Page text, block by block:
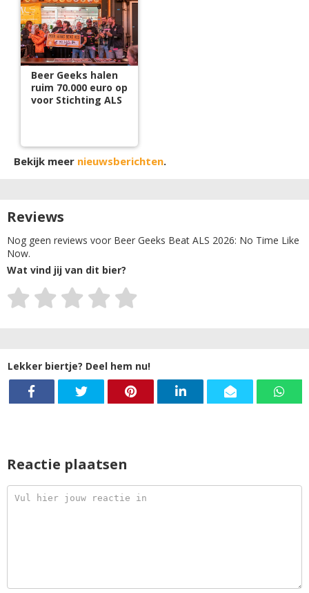
Beer Geeks halen
ruim 70.000 euro op
voor Stichting ALS
Bekijk meer nieuwsberichten.
Reviews
Nog geen reviews voor Beer Geeks Beat ALS 2026: No Time Like
Now.
Wat vind jij van dit bier?
Lekker biertje? Deel hem nu!
Reactie plaatsen